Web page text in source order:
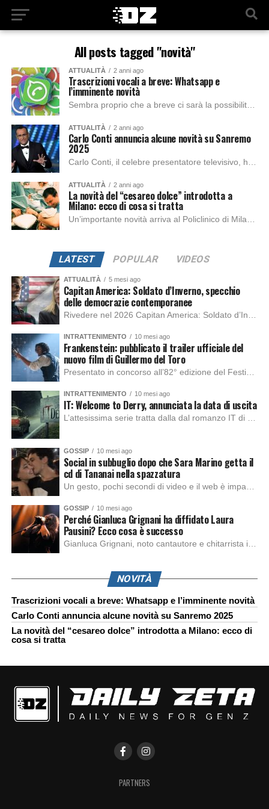
All posts tagged "novità"
ATTUALITÀ 2 anni ago
Trascrizioni vocali a breve: Whatsapp e
l’imminente novità
Sembra proprio che a breve ci sarà la possibilità di usufruire di un’ulteriore funzione annunciata da Whatsapp: si tratta della trascrizione dei vocali direttamente dal proprio...
ATTUALITÀ 2 anni ago
Carlo Conti annuncia alcune novità su Sanremo
2025
ATTUALITÀ 2 anni ago
La novità del “cesareo dolce” introdotta a
Milano: ecco di cosa si tratta
LATEST POPULAR VIDEOS
ATTUALITÀ 5 mesi ago
Capitan America: Soldato d’Inverno, specchio
delle democrazie contemporanee
INTRATTENIMENTO 10 mesi ago
Frankenstein: pubblicato il trailer ufficiale del
nuovo film di Guillermo del Toro
INTRATTENIMENTO 10 mesi ago
IT: Welcome to Derry, annunciata la data di uscita
GOSSIP 10 mesi ago
Social in subbuglio dopo che Sara Marino getta il
cd di Tananai nella spazzatura
GOSSIP 10 mesi ago
Perché Gianluca Grignani ha diffidato Laura
Pausini? Ecco cosa è successo
NOVITÀ
Trascrizioni vocali a breve: Whatsapp e l’imminente novità
Carlo Conti annuncia alcune novità su Sanremo 2025
La novità del “cesareo dolce” introdotta a Milano: ecco di
cosa si tratta
PARTNERS